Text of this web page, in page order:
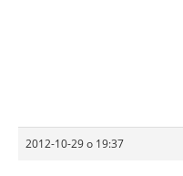
2012-10-29 o 19:37